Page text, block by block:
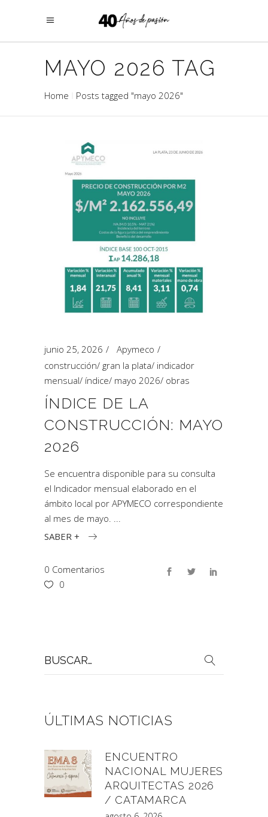
MAYO 2026 TAG
Home Posts tagged "mayo 2026"
junio 25, 2026
Apymeco
construcción/ gran la plata/ indicador
mensual/ índice/ mayo 2026/ obras
ÍNDICE DE LA
CONSTRUCCIÓN: MAYO
2026
Se encuentra disponible para su consulta
el Indicador mensual elaborado en el
ámbito local por APYMECO correspondiente
al mes de mayo.
SABER +
0 Comentarios
0
por:
ÚLTIMAS NOTICIAS
ENCUENTRO
NACIONAL MUJERES
ARQUITECTAS 2026
/ CATAMARCA